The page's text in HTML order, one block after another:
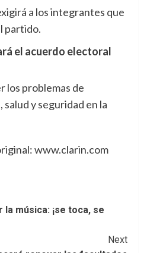
a los integrantes que
partido.
el acuerdo electoral
los problemas de
salud y seguridad en la
www.clarin.com
música: ¡se toca, se
Next